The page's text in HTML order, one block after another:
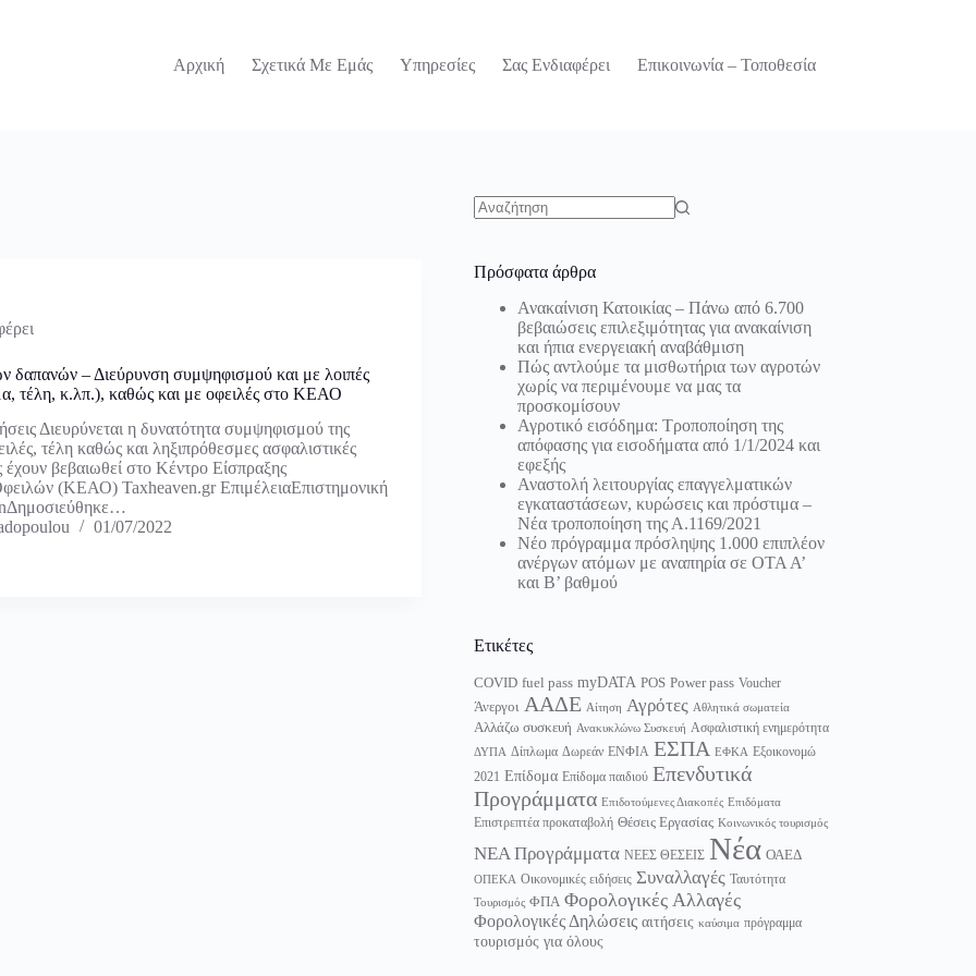
Αρχική
Σχετικά Με Εμάς Υπηρεσίες Σας Ενδιαφέρει Επικοινωνία – Τοποθεσία
δαπανών – Διεύρυνση συμψηφισμού και με λοιπές
τέλη, κ.λπ.), καθώς και με οφειλές στο ΚΕΑΟ
Διευρύνεται η δυνατότητα συμψηφισμού της
τέλη καθώς και ληξιπρόθεσμες ασφαλιστικές
έχουν βεβαιωθεί στο Κέντρο Είσπραξης
(ΚΕΑΟ) Taxheaven.gr ΕπιμέλειαΕπιστημονική
01/07/2022
Πρόσφατα άρθρα
Ανακαίνιση Κατοικίας – Πάνω από 6.700
βεβαιώσεις επιλεξιμότητας για ανακαίνιση
και ήπια ενεργειακή αναβάθμιση
Πώς αντλούμε τα μισθωτήρια των αγροτών
χωρίς να περιμένουμε να μας τα
προσκομίσουν
Αγροτικό εισόδημα: Τροποποίηση της
απόφασης για εισοδήματα από 1/1/2024 και
εφεξής
Αναστολή λειτουργίας επαγγελματικών
εγκαταστάσεων, κυρώσεις και πρόστιμα –
Νέα τροποποίηση της Α.1169/2021
Νέο πρόγραμμα πρόσληψης 1.000 επιπλέον
ανέργων ατόμων με αναπηρία σε ΟΤΑ Α’
και Β’ βαθμού
Ετικέτες
COVID fuel pass myDATA POS Power pass Voucher
Άνεργοι ΑΑΔΕ Αίτηση Αγρότες Αθλητικά σωματεία
Αλλάζω συσκευή Ανακυκλώνω Συσκευή Ασφαλιστική ενημερότητα
ΔΥΠΑ Δίπλωμα Δωρεάν ΕΝΦΙΑ ΕΣΠΑ ΕΦΚΑ Εξοικονομώ
2021 Επίδομα Επίδομα παιδιού Επενδυτικά
Προγράμματα Επιδοτούμενες Διακοπές Επιδόματα
Επιστρεπτέα προκαταβολή Θέσεις Εργασίας Κοινωνικός τουρισμός
ΝΕΑ Προγράμματα ΝΕΕΣ ΘΕΣΕΙΣ Νέα ΟΑΕΔ
ΟΠΕΚΑ Οικονομικές ειδήσεις Συναλλαγές Ταυτότητα
Τουρισμός ΦΠΑ Φορολογικές Αλλαγές
Φορολογικές Δηλώσεις αιτήσεις καύσιμα πρόγραμμα
τουρισμός για όλους